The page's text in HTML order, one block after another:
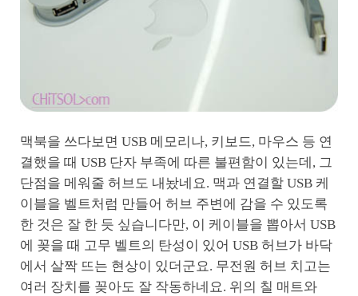
맥북을 쓰다보면 USB 메모리나, 키보드, 마우스 등 연
결했을 때 USB 단자 부족에 따른 불편함이 있는데, 그
단점을 메워줄 허브도 내놨네요. 맥과 연결할 USB 케
이블을 벨트처럼 만들어 허브 주변에 감을 수 있도록
한 것은 잘 한 듯 싶습니다만, 이 케이블을 뽑아서 USB
에 꽂을 때 고무 벨트의 탄성이 있어 USB 허브가 바닥
에서 살짝 뜨는 현상이 있더군요. 무전원 허브 치고는
여러 장치를 꽂아도 잘 작동하네요. 위의 칠 매트와